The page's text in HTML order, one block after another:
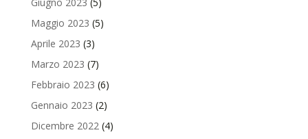
Maggio 2023 (5)
Aprile 2023 (3)
Marzo 2023 (7)
Febbraio 2023 (6)
Gennaio 2023 (2)
Dicembre 2022(4)